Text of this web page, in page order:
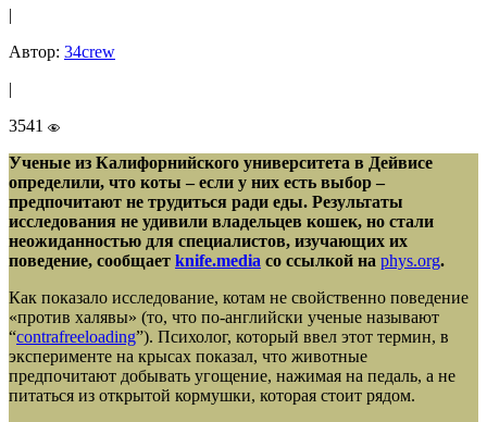
|
Автор: 34crew
|
3541
Ученые из Калифорнийского университета в Дейвисе
определили, что коты – если у них есть выбор –
предпочитают не трудиться ради еды. Результаты
исследования не удивили владельцев кошек, но стали
неожиданностью для специалистов, изучающих их
поведение, сообщает knife.media со ссылкой на phys.org.
Как показало исследование, котам не свойственно поведение
«против халявы» (то, что по-английски ученые называют
“contrafreeloading”). Психолог, который ввел этот термин, в
эксперименте на крысах показал, что животные
предпочитают добывать угощение, нажимая на педаль, а не
питаться из открытой кормушки, которая стоит рядом.